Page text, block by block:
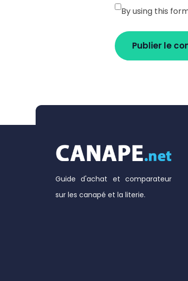
By using this
Guide d'achat et comparateur
sur les canapé et la literie.